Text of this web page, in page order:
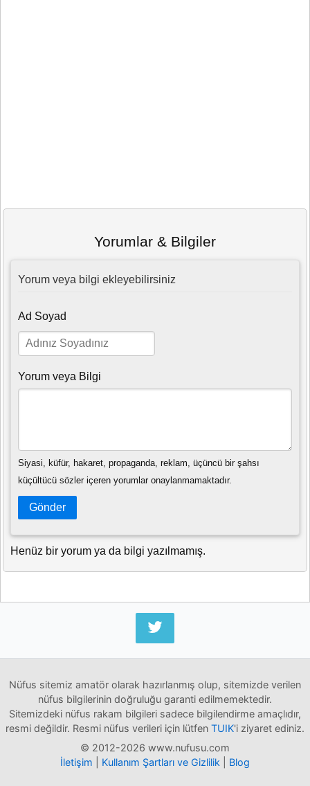
Yorumlar & Bilgiler
Yorum veya bilgi ekleyebilirsiniz
Ad Soyad
Yorum veya Bilgi
Siyasi, küfür, hakaret, propaganda, reklam, üçüncü bir şahsı
küçültücü sözler içeren yorumlar onaylanmamaktadır.
Gönder
Henüz bir yorum ya da bilgi yazılmamış.
Nüfus sitemiz amatör olarak hazırlanmış olup, sitemizde verilen
nüfus bilgilerinin doğruluğu garanti edilmemektedir.
Sitemizdeki nüfus rakam bilgileri sadece bilgilendirme amaçlıdır,
resmi değildir. Resmi nüfus verileri için lütfen TUIK'i ziyaret ediniz.
© 2012-2026 www.nufusu.com
İletişim
Kullanım Şartları ve Gizlilik Blog